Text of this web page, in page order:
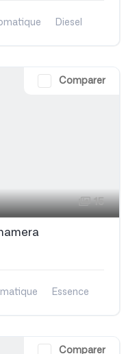
Diesel
Comparer
15
Essence
Comparer